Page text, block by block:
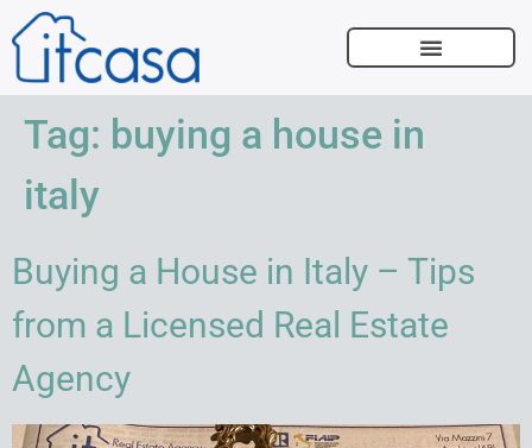
Tag: buying a house in
italy
Buying a House in Italy – Tips
from a Licensed Real Estate
Agency